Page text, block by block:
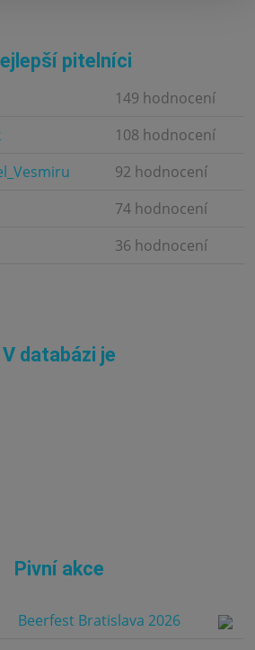
pitelníci
149 hodnocení
108 hodnocení
92 hodnocení
74 hodnocení
36 hodnocení
V databázi je
Pivní akce
Beerfest Bratislava 2026